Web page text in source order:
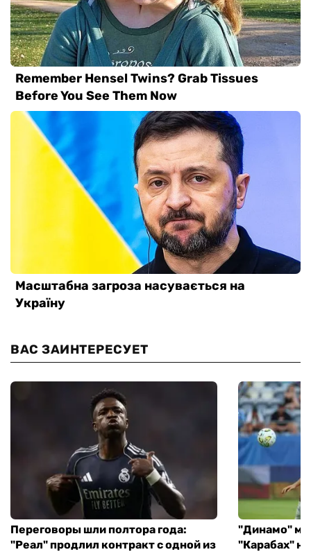
ВАС ЗАИНТЕРЕСУЕТ
Переговоры шли полтора года:
"Реал" продлил контракт с одной из
"Динамо"
"Карабах"